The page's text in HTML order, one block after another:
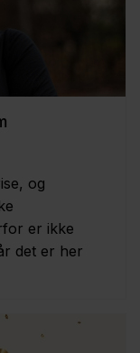
og
er ikke
det er her